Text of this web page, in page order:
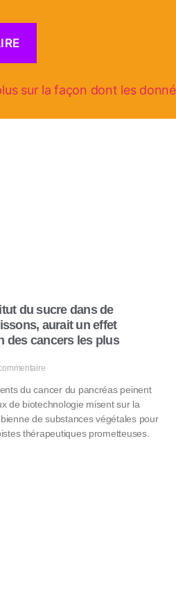
sur la façon dont les
du sucre dans de
aurait un effet
des cancers les plus
du cancer du pancréas peinent
de biotechnologie misent sur la
de substances végétales pour
thérapeutiques prometteuses.